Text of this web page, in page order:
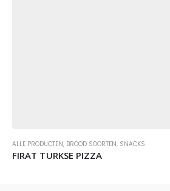
ALLE PRODUCTEN, BROOD SOORTEN, SNACKS
FIRAT TURKSE PIZZA